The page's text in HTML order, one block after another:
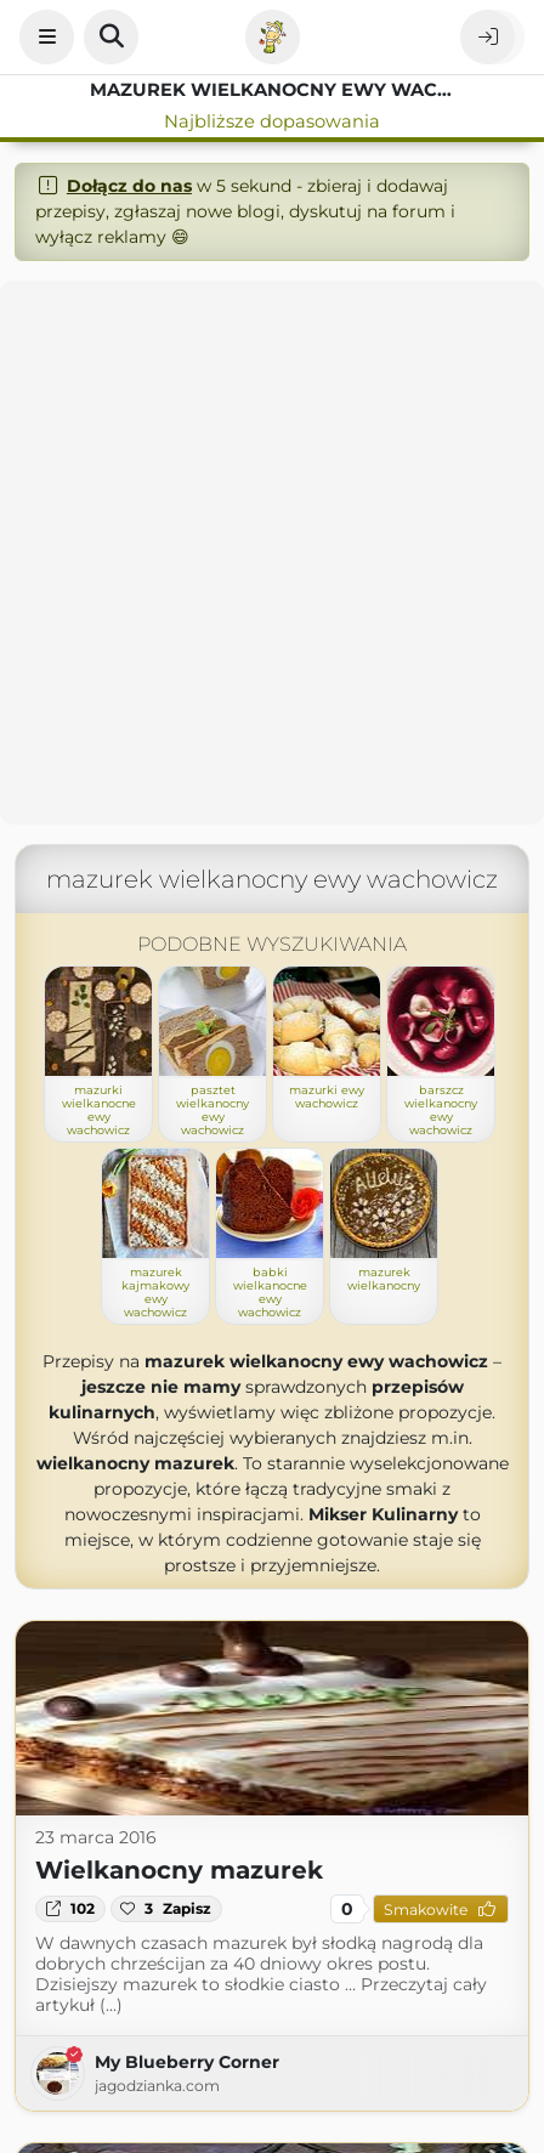
MAZUREK WIELKANOCNY EWY WACHOWICZ
Najbliższe dopasowania
Dołącz do nasw 5 sekund - zbieraj i dodawaj
przepisy, zgłaszaj nowe blogi, dyskutuj na forum i
wyłącz reklamy 😄
mazurek wielkanocny ewy wachowicz
PODOBNE WYSZUKIWANIA
mazurki
wielkanocne
ewy
wachowicz
pasztet
wielkanocny
ewy
wachowicz
mazurki ewy
wachowicz
barszcz
wielkanocny
ewy
wachowicz
mazurek
kajmakowy
ewy
wachowicz
babki
wielkanocne
ewy
wachowicz
mazurek
wielkanocny
Przepisy na mazurek wielkanocny ewy wachowicz –
jeszcze nie mamysprawdzonych przepisów
kulinarnych, wyświetlamy więc zbliżone propozycje.
Wśród najczęściej wybieranych znajdziesz m.in.
wielkanocny mazurek. To starannie wyselekcjonowane
propozycje, które łączą tradycyjne smaki z
nowoczesnymi inspiracjami. Mikser Kulinarnyto
miejsce, w którym codzienne gotowanie staje się
prostsze i przyjemniejsze.
23 marca 2016
Wielkanocny mazurek
102 3 Zapisz 0 Smakowite
W dawnych czasach mazurek był słodką nagrodą dla
dobrych chrześcijan za 40 dniowy okres postu.
Dzisiejszy mazurek to słodkie ciasto … Przeczytaj cały
artykuł (...)
My Blueberry Corner
jagodzianka.com